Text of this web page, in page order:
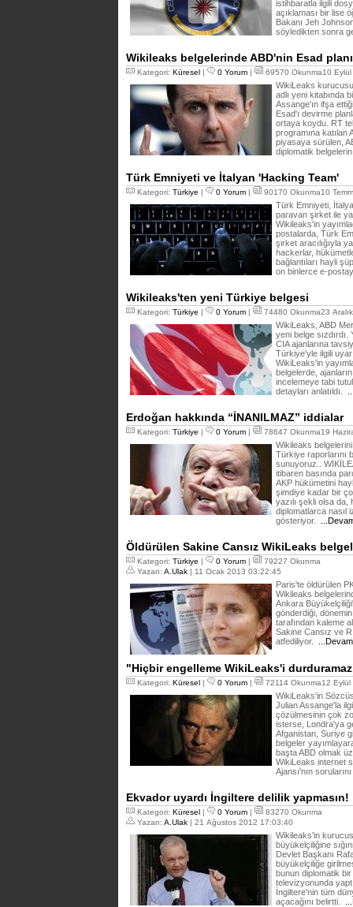
istihbaratla ilgili
açıklaması bir lise
Bakanı Jeh
söyledikten sonra
Wikileaks belgelerinde ABD'nin Esad planı
Kategori: Küresel | 0 Yorum | 69570 Okunma10
WikiLeaks
adlı yeni kitabında
Assange'ın ifşa
Esad'ı devirme
ortaya koydu. RT
programına
piyasaya sürülen,
diplomatik belgelerin
Türk Emniyeti ve İtalyan 'Hacking Team'
Kategori: Türkiye | 0 Yorum | 90170 Okunma10
Türk Emniyeti,
paravan şirket ile
Wikileaks'in
postalarda, Türk
şirket aracılığıyla
hackerlar,
bağlantıları hayli
on binlerce e-
Wikileaks'ten yeni Türkiye belgesi
Kategori: Türkiye | 0 Yorum | 74480 Okunma23
WikiLeaks, ABD
yeni belge
CIA ajanlarına
Türkiye'yle ilgili
WikiLeaks'in
belgelerde,
incelemeye tabi
detayları anlatıldı.
Erdoğan hakkında “İNANILMAZ” iddialar
Kategori: Türkiye | 0 Yorum | 78647 Okunma19
Wikileaks
Türkiye raporlarını
sunuyoruz..
itibaren basında
AKP hükümetini
şimdiye kadar bir
yazılı şekli olsa da,
diplomatlarca nasıl
gösteriyor.
Öldürülen Sakine Cansız WikiLeaks
Kategori: Türkiye | 0 Yorum |
79227 Okunma
Yazan: A.Ulak | 11 Ocak 2013 03:22:45
Paris'te öldürülen
Wikileaks
Ankara
gönderdiği,
tarafından kaleme
Sakine Cansız ve
atfediliyor.
"Hiçbir engelleme WikiLeaks'i
Kategori: Küresel | 0 Yorum | 72114 Okunma12
WikiLeaks'in
Julian Assange'la
çözülmesinin çok
isterse, Londra'ya
Afganistan, Suriye
belgeler
başta ABD olmak
WikiLeaks internet
Ajansı'nın
Ekvador uyardı İngiltere delilik yapmasın!
Kategori: Küresel | 0 Yorum |
83270 Okunma
Yazan: A.Ulak | 21 Ağustos 2012 17:03:40
Wikileaks'in
büyükelçiliğine
Devlet Başkanı
büyükelçiliğe
bunun diplomatik
televizyonunda
İngiltere'nin tüm
açacağını belirtti.